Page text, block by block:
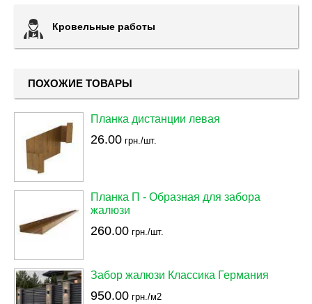
Кровельные работы
ПОХОЖИЕ ТОВАРЫ
Планка дистанции левая
26.00 грн./шт.
Планка П - Образная для забора
жалюзи
260.00 грн./шт.
Забор жалюзи Классика Германия
950.00 грн./м2